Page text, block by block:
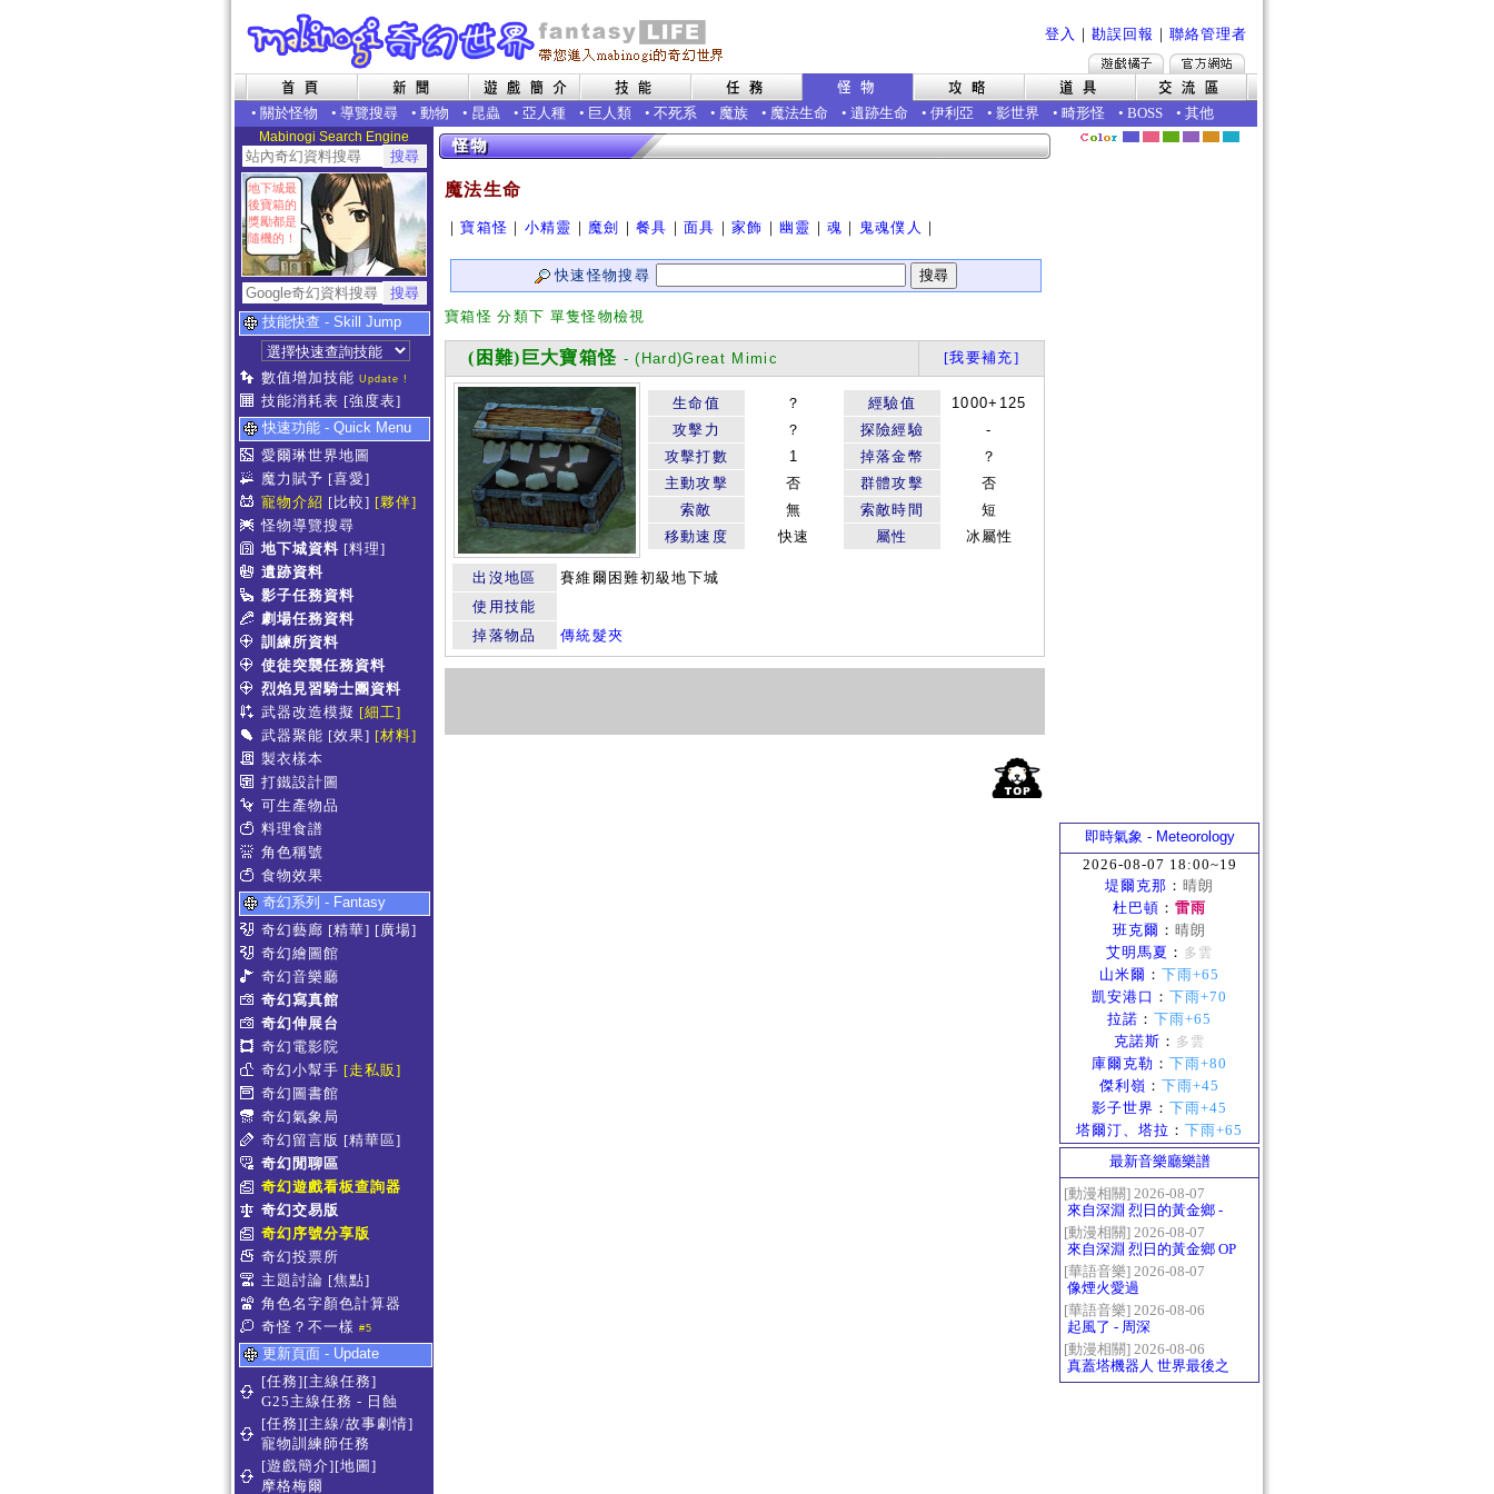
登入 ｜ 勘誤回報 ｜ 聯絡管理者
• 關於怪物 • 導覽搜尋 • 動物 • 昆蟲 • 亞人種 • 巨人類 • 不死系 • 魔族 • 魔法生命 • 遺跡生命 • 伊利亞 • 影世界 • 畸形怪 • BOSS • 其他
Mabinogi Search Engine
地下城最
後寶箱的
獎勵都是
隨機的！
技能快查 - Skill Jump
數值增加技能 Update !
技能消耗表 [強度表]
快速功能 - Quick Menu
愛爾琳世界地圖
魔力賦予 [喜愛]
寵物介紹 [比較] [夥伴]
怪物導覽搜尋
地下城資料 [料理]
遺跡資料
影子任務資料
劇場任務資料
訓練所資料
使徒突襲任務資料
烈焰見習騎士團資料
武器改造模擬 [細工]
武器聚能 [效果] [材料]
製衣樣本
打鐵設計圖
可生產物品
料理食譜
角色稱號
食物效果
奇幻系列 - Fantasy
奇幻藝廊 [精華] [廣場]
奇幻繪圖館
奇幻音樂廳
奇幻寫真館
奇幻伸展台
奇幻電影院
奇幻小幫手 [走私販]
奇幻圖書館
奇幻氣象局
奇幻留言版 [精華區]
奇幻閒聊區
奇幻遊戲看板查詢器
奇幻交易版
奇幻序號分享版
奇幻投票所
主題討論 [焦點]
角色名字顏色計算器
奇怪？不一樣 #5
更新頁面 - Update
[任務][主線任務]
G25主線任務 - 日蝕
[任務][主線/故事劇情]
寵物訓練師任務
[遊戲簡介][地圖]
摩格梅爾
魔法生命
｜寶箱怪 ｜ 小精靈 ｜ 魔劍 ｜餐具 ｜面具 ｜家飾 ｜ 幽靈 ｜魂 ｜ 鬼魂僕人 ｜
快速怪物搜尋
寶箱怪 分類下 單隻怪物檢視
(困難)巨大寶箱怪 - (Hard)Great Mimic [我要補充]
生命值 ？ 經驗值
1000+125
攻擊力
？ 探險經驗
-
攻擊打數
1 掉落金幣
？
主動攻擊
否 群體攻擊
否
索敵
無 索敵時間
短
移動速度
快速 屬性 冰屬性
出沒地區
賽維爾困難初級地下城
使用技能
掉落物品
傳統髮夾
即時氣象 - Meteorology
2026-08-07 18:00~19
堤爾克那 ： 晴朗
杜巴頓 ： 雷雨
班克爾 ： 晴朗
艾明馬夏 ： 多雲
山米爾 ： 下雨+65
凱安港口 ： 下雨+70
拉諾 ： 下雨+65
克諾斯 ： 多雲
庫爾克勒 ： 下雨+80
傑利嶺 ： 下雨+45
影子世界 ： 下雨+45
塔爾汀、塔拉 ： 下雨+65
最新音樂廳樂譜
[動漫相關] 2026-08-07
來自深淵 烈日的黃金鄉 -
Gravity
[動漫相關] 2026-08-07
來自深淵 烈日的黃金鄉 OP
- かたち(Katachi)
[華語音樂] 2026-08-07
像煙火愛過
[華語音樂] 2026-08-06
起風了 - 周深
[動漫相關] 2026-08-06
真蓋塔機器人 世界最後之
日OP2 HEATS